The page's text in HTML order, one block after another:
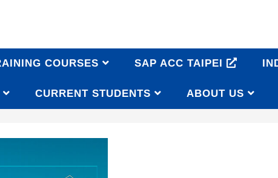
COURSES SAP ACC TAIPEI
CURRENT STUDENTS ABOUT US